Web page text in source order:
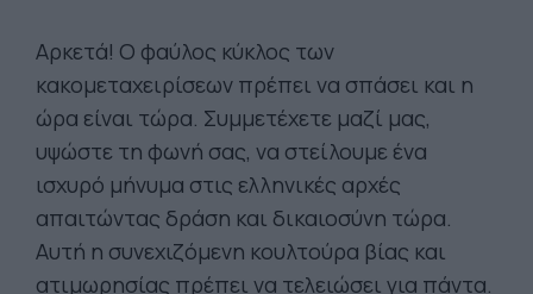
Αρκετά! Ο φαύλος κύκλος των
κακομεταχειρίσεων πρέπει να σπάσει και η
ώρα είναι τώρα. Συμμετέχετε μαζί μας,
υψώστε τη φωνή σας, να στείλουμε ένα
ισχυρό μήνυμα στις ελληνικές αρχές
απαιτώντας δράση και δικαιοσύνη τώρα.
Αυτή η συνεχιζόμενη κουλτούρα βίας και
ατιμωρησίας πρέπει να τελειώσει για πάντα.